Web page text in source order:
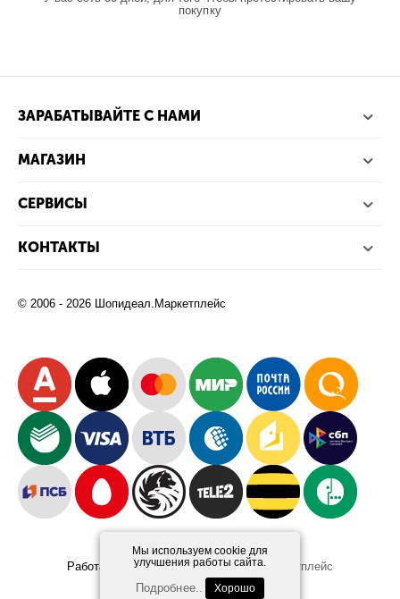
Мы используем cookie для
улучшения работы сайта.
Подробнее.. Хорошо
покупку
ЗАРАБАТЫВАЙТЕ С НАМИ
МАГАЗИН
СЕРВИСЫ
КОНТАКТЫ
© 2006 - 2026 Шопидеал.Маркетплейс
Работает на платформеШопидеал.Маркетплейс
Design and DevelopmentAfsun